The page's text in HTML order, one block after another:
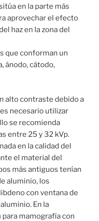
en la parte más
aprovechar el efecto
haz en la zona del
que conforman un
ánodo, cátodo,
alto contraste debido a
necesario utilizar
se recomienda
entre 25 y 32 kVp.
en la calidad del
el material del
más antiguos tenían
aluminio, los
con ventana de
En la
mamografía con